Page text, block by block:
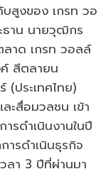
บสูงของ เกรท วอ
ธาน นายวุฒิกร
ลาด เกรท วอลล์
สีตลายน
(ประเทศไทย)
ะสื่อมวลชน เข้า
รดำเนินงานในปี
ารดำเนินธุรกิจ
ลา 3 ปีที่ผ่านมา